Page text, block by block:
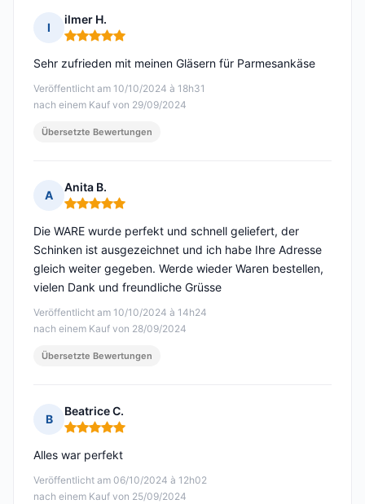
I
ilmer H.
Hinweis: 5 von 5
Veröffentlicht am 10/10/2024 à 18h31
nach einem Kauf von 29/09/2024
Sehr zufrieden mit meinen Gläsern für Parmesankäse
Übersetzte Bewertungen
A
Anita B.
Hinweis: 5 von 5
Veröffentlicht am 10/10/2024 à 14h24
nach einem Kauf von 28/09/2024
Die WARE wurde perfekt und schnell geliefert, der
Schinken ist ausgezeichnet und ich habe Ihre Adresse
gleich weiter gegeben. Werde wieder Waren bestellen,
vielen Dank und freundliche Grüsse
Übersetzte Bewertungen
B
Beatrice C.
Hinweis: 5 von 5
Veröffentlicht am 06/10/2024 à 12h02
nach einem Kauf von 25/09/2024
Alles war perfekt